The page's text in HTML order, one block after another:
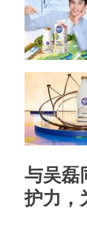
与吴磊
护力，